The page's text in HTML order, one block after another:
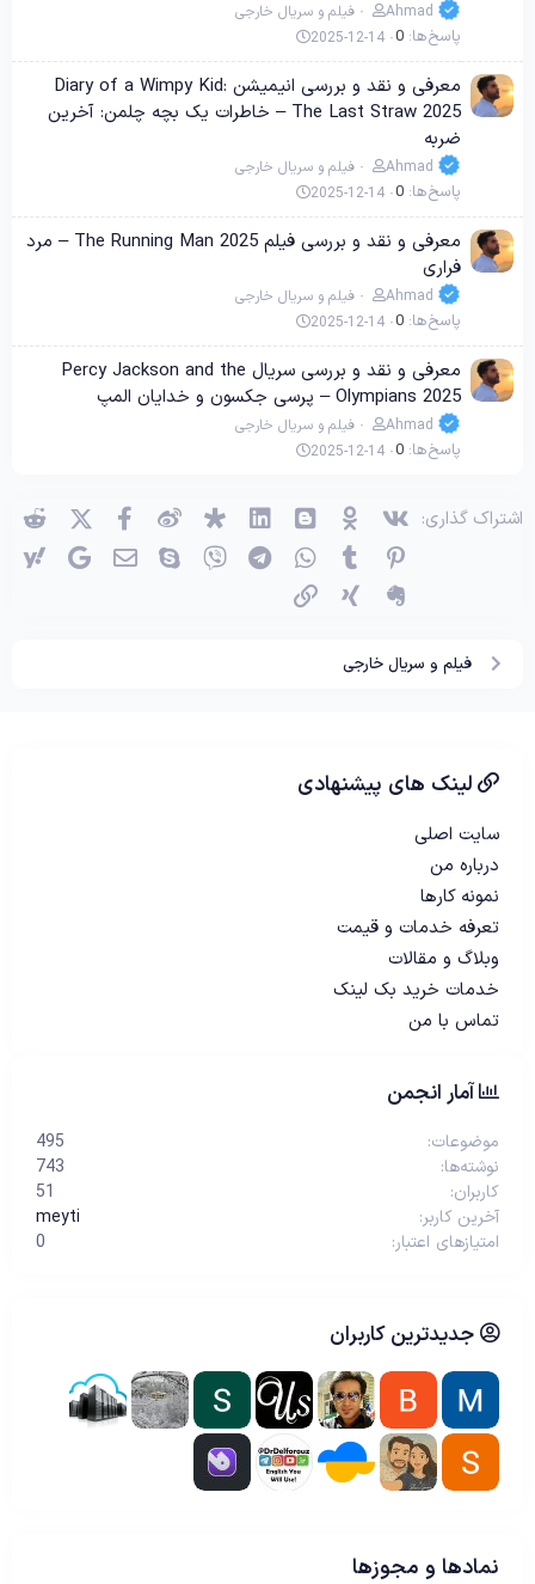
Ahmad فیلم و سریال خارجی
پاسخ‌ها 0
2025-12-14
معرفی و نقد و بررسی انیمیشن Diary of a Wimpy Kid:
The Last Straw 2025 – خاطرات یک بچه چلمن: آخرین
ضربه
Ahmad فیلم و سریال خارجی
پاسخ‌ها 0
2025-12-14
معرفی و نقد و بررسی فیلم The Running Man 2025 – مرد
فراری
Ahmad فیلم و سریال خارجی
پاسخ‌ها 0
2025-12-14
معرفی و نقد و بررسی سریال Percy Jackson and the
Olympians 2025 – پرسی جکسون و خدایان المپ
Ahmad فیلم و سریال خارجی
پاسخ‌ها 0
2025-12-14
اشتراک گذاری: وی‌کی اوکی (OK) بلاگر لینکدین دیاسپورا ویبو فیسبوک
X (توئیتر)
پینترست Tumblr واتساپ تلگرام وایبر اسکایپ ایمیل گوگل
اِورنُت
زینگ
فیلم و سریال خارجی
لینک های پیشنهادی
سایت اصلی
درباره من
نمونه کارها
تعرفه خدمات و قیمت
وبلاگ و مقالات
خدمات خرید بک لینک
تماس با من
آمار انجمن
موضوعات
495
نوشته‌ها
743
کاربران
51
آخرین کاربر
meyti
امتیازهای اعتبار
0
جدیدترین کاربران
نمادها و مجوزها